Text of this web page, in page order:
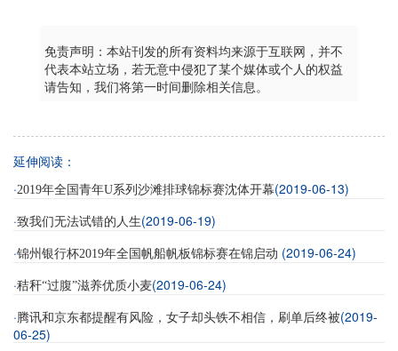
免责声明：本站刊发的所有资料均来源于互联网，并不
代表本站立场，若无意中侵犯了某个媒体或个人的权益
请告知，我们将第一时间删除相关信息。
延伸阅读：
·2019年全国青年U系列沙滩排球锦标赛沈体开幕(2019-06-13)
·致我们无法试错的人生(2019-06-19)
·锦州银行杯2019年全国帆船帆板锦标赛在锦启动 (2019-06-24)
·秸秆“过腹”滋养优质小麦(2019-06-24)
·腾讯和京东都提醒有风险，女子却头铁不相信，刷单后终被(2019-
06-25)